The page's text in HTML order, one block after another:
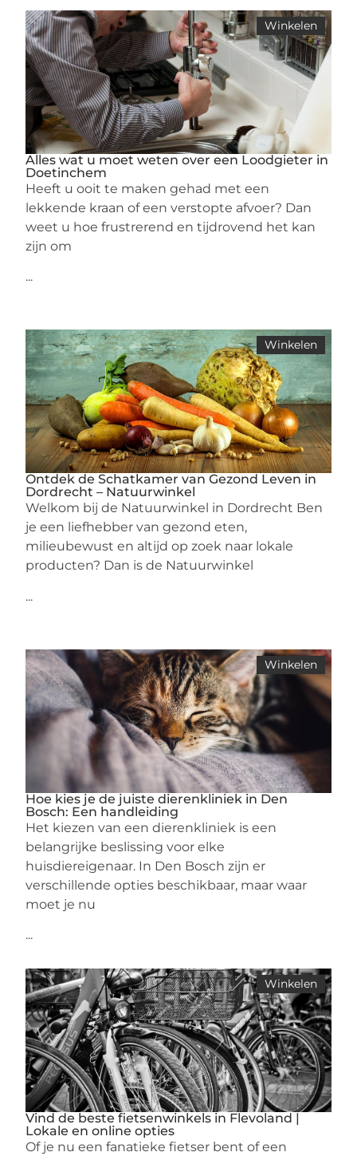
Winkelen
Alles wat u moet weten over een Loodgieter in
Doetinchem
Heeft u ooit te maken gehad met een
lekkende kraan of een verstopte afvoer? Dan
weet u hoe frustrerend en tijdrovend het kan
zijn om
...
Winkelen
Ontdek de Schatkamer van Gezond Leven in
Dordrecht – Natuurwinkel
Welkom bij de Natuurwinkel in Dordrecht Ben
je een liefhebber van gezond eten,
milieubewust en altijd op zoek naar lokale
producten? Dan is de Natuurwinkel
...
Winkelen
Hoe kies je de juiste dierenkliniek in Den
Bosch: Een handleiding
Het kiezen van een dierenkliniek is een
belangrijke beslissing voor elke
huisdiereigenaar. In Den Bosch zijn er
verschillende opties beschikbaar, maar waar
moet je nu
...
Winkelen
Vind de beste fietsenwinkels in Flevoland |
Lokale en online opties
Of je nu een fanatieke fietser bent of een